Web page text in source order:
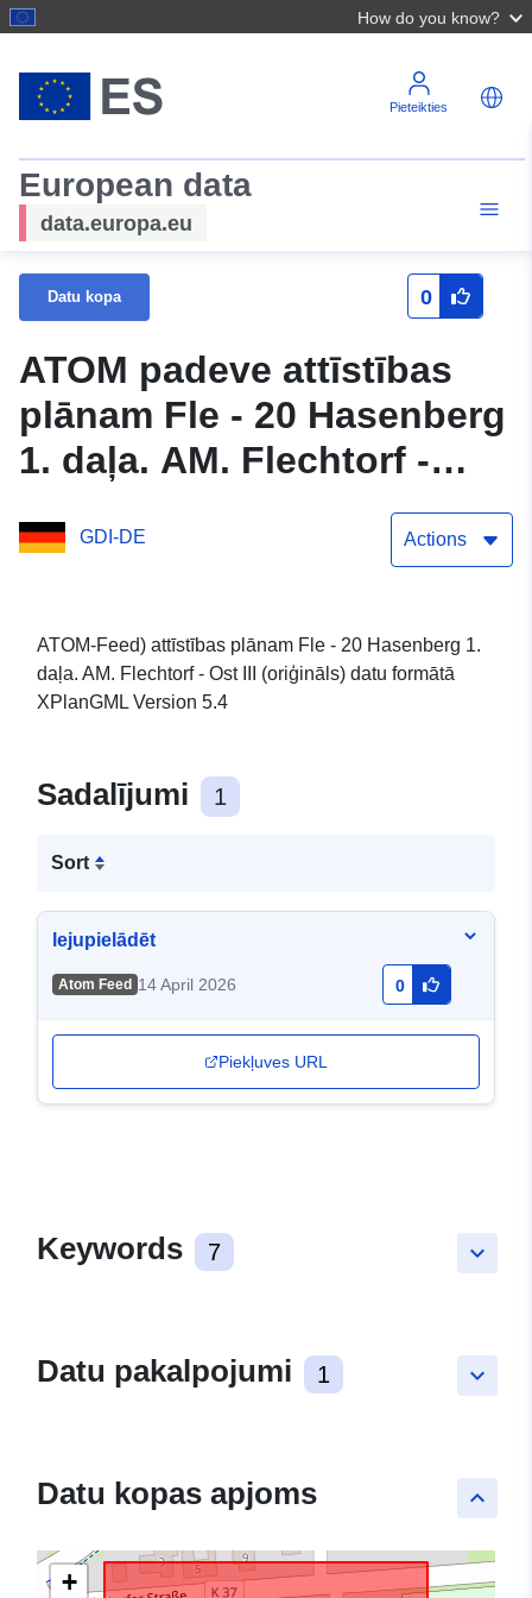
How do you know?
Pieteikties
European data
data.europa.eu
Datu kopa 0
ATOM padeve attīstības
plānam Fle - 20 Hasenberg
1. daļa. AM. Flechtorf -
East III (oriģināls) no
kopienas Mācīšana
GDI-DE Actions
ATOM-Feed) attīstības plānam Fle - 20 Hasenberg 1.
daļa. AM. Flechtorf - Ost III (oriģināls) datu formātā
XPlanGML Version 5.4
Sadalījumi 1
Sort
lejupielādēt
Atom Feed 14 April 2026 0
Piekļuves URL
keyboard_arrow_down
Keywords 7
keyboard_arrow_down
Datu pakalpojumi 1
keyboard_arrow_up
Datu kopas apjoms
+